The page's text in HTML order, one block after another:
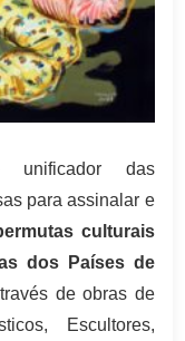
das
para assinalar e
culturais
dos Países de
de obras de
Escultores,